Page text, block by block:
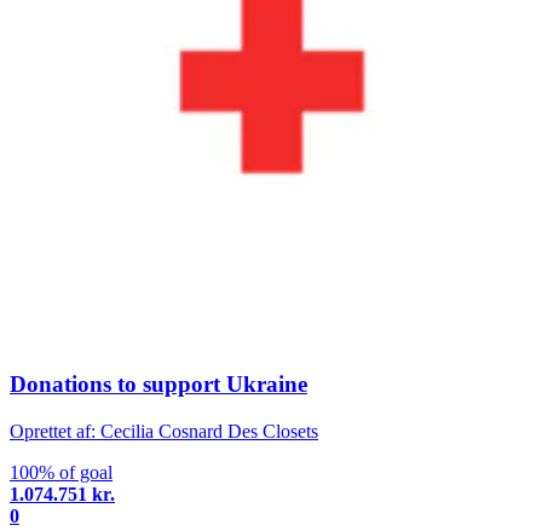
Donations to support Ukraine
Oprettet af: Cecilia Cosnard Des Closets
100% of goal
1.074.751 kr.
0